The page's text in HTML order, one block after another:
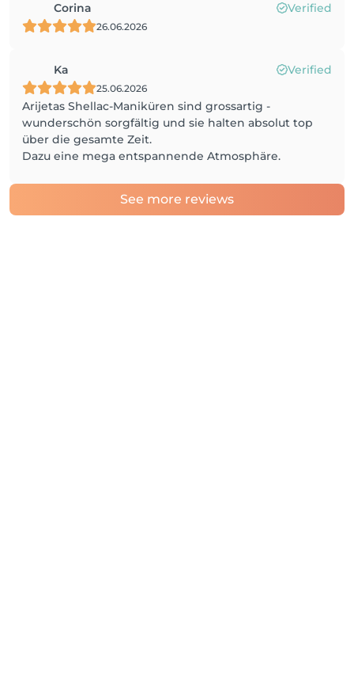
Corina Verified
26.06.2026
Ka Verified
25.06.2026
Arijetas Shellac-Maniküren sind grossartig -
wunderschön sorgfältig und sie halten absolut top
über die gesamte Zeit.
Dazu eine mega entspannende Atmosphäre.
See more reviews